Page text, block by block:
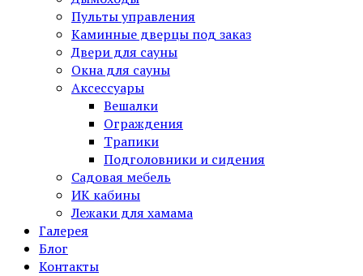
Пульты управления
Каминные дверцы под заказ
Двери для сауны
Окна для сауны
Аксессуары
Вешалки
Ограждения
Трапики
Подголовники и сидения
Садовая мебель
ИК кабины
Лежаки для хамама
Галерея
Блог
Контакты